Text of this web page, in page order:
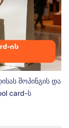
შოპინგის და
card-ს